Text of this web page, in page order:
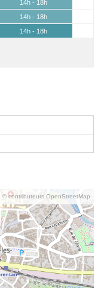
14h - 18h
14h - 18h
14h - 18h
© contributeurs OpenStreetMap